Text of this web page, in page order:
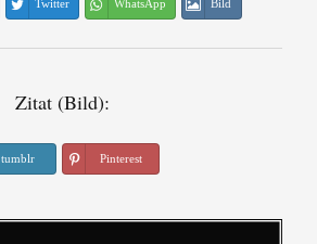
Twitter WhatsApp Bild
Zitat (Bild):
tumblr Pinterest